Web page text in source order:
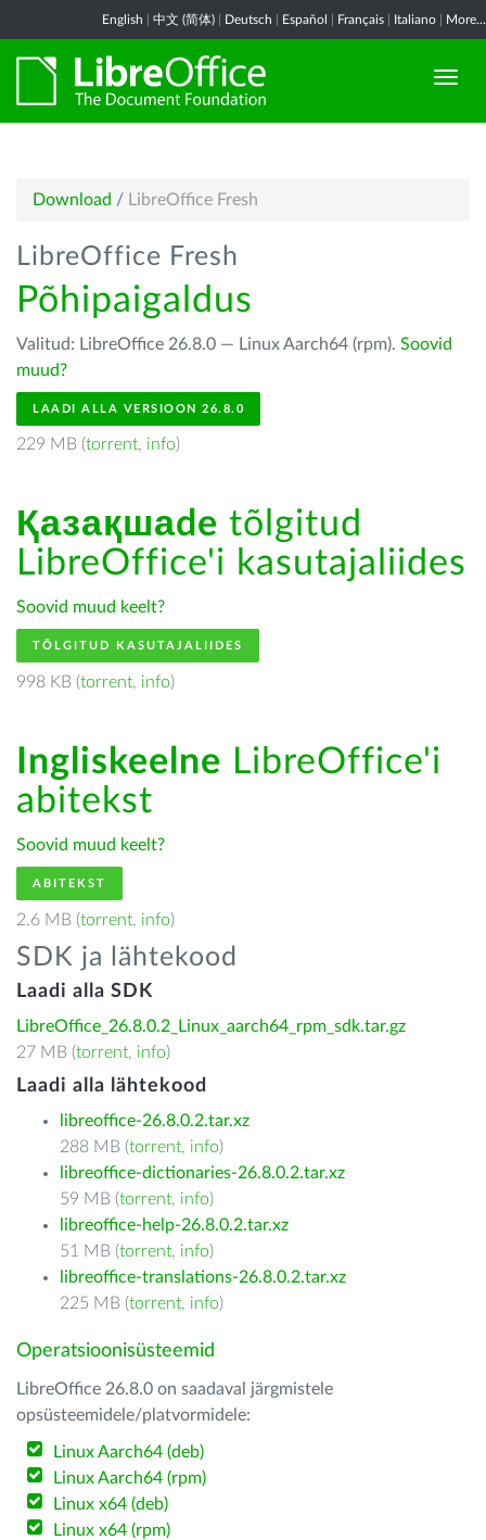
English 中文 (简体) Deutsch Español Français Italiano More...
Download / LibreOffice Fresh
LibreOffice Fresh
Põhipaigaldus
Valitud: LibreOffice 26.8.0 — Linux Aarch64 (rpm). Soovid
muud?
LAADI ALLA VERSIOON 26.8.0
229 MB (torrent, info)
Қазақшаde tõlgitud
LibreOffice'i kasutajaliides
Soovid muud keelt?
TÕLGITUD KASUTAJALIIDES
998 KB (torrent, info)
Ingliskeelne LibreOffice'i
abitekst
Soovid muud keelt?
ABITEKST
2.6 MB (torrent, info)
SDK ja lähtekood
Laadi alla SDK
LibreOffice_26.8.0.2_Linux_aarch64_rpm_sdk.tar.gz
27 MB (torrent, info)
Laadi alla lähtekood
libreoffice-26.8.0.2.tar.xz
288 MB (torrent, info)
libreoffice-dictionaries-26.8.0.2.tar.xz
59 MB (torrent, info)
libreoffice-help-26.8.0.2.tar.xz
51 MB (torrent, info)
libreoffice-translations-26.8.0.2.tar.xz
225 MB (torrent, info)
Operatsioonisüsteemid
LibreOffice 26.8.0 on saadaval järgmistele
opsüsteemidele/platvormidele:
Linux Aarch64 (deb)
Linux Aarch64 (rpm)
Linux x64 (deb)
Linux x64 (rpm)